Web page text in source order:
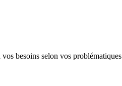
besoins selon vos problématiques